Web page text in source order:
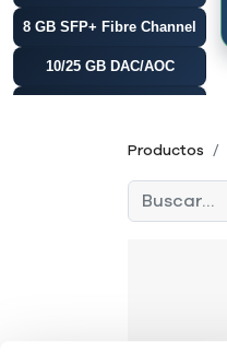
8 GB SFP+ Fibre Channel
10/25 GB DAC/AOC
10GB SFP+ BiDi
10 GB SFP+
CWDM/DWDM
10 GB X2
Productos